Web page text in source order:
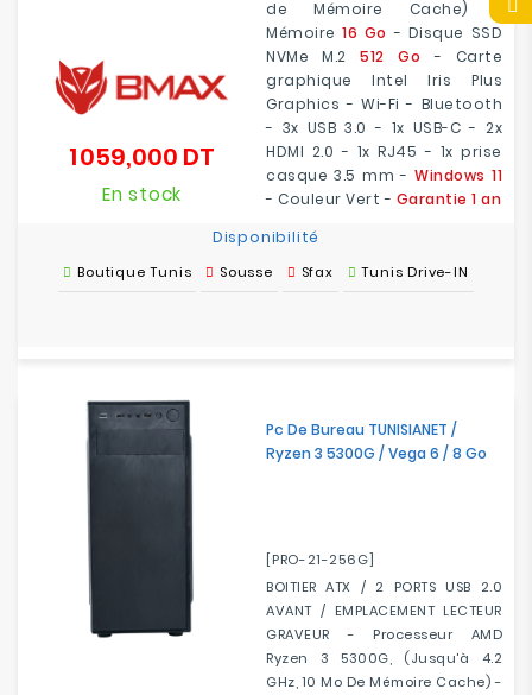
de Mémoire Cache) -
Mémoire16 Go - Disque SSD
NVMe M.2512 Go - Carte
graphique Intel Iris Plus
Graphics - Wi-Fi - Bluetooth
- 3x USB 3.0 - 1x USB-C - 2x
HDMI 2.0 - 1x RJ45 - 1x prise
casque 3.5 mm -Windows 11
- Couleur Vert - Garantie 1 an
1 059,000 DT
En stock
Disponibilité
Boutique Tunis Sousse Sfax Tunis Drive-IN
Pc De Bureau TUNISIANET /
Ryzen 3 5300G / Vega 6 / 8 Go
[PRO-21-256G]
BOITIER ATX / 2 PORTS USB 2.0
AVANT / EMPLACEMENT LECTEUR
GRAVEUR - Processeur AMD
Ryzen 3 5300G, (jusqu'à 4.2
GHz, 10 Mo De Mémoire Cache) -